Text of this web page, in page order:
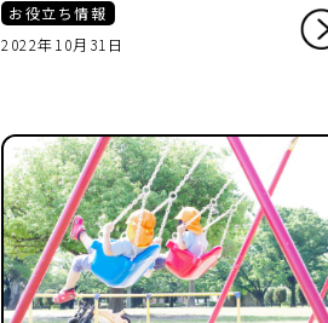
お役立ち情報
2022年10月31日